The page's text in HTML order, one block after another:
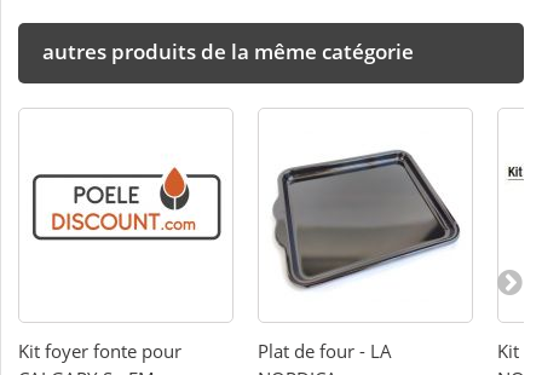
autres produits de la même catégorie
Kit foyer fonte pour
Plat de four - LA
Kit